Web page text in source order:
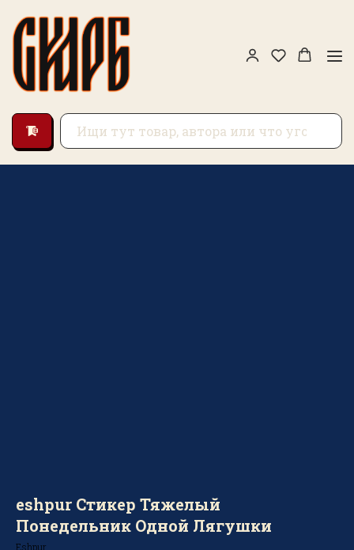
eshpur Стикер Тяжелый
Понедельник Одной Лягушки
Eshpur